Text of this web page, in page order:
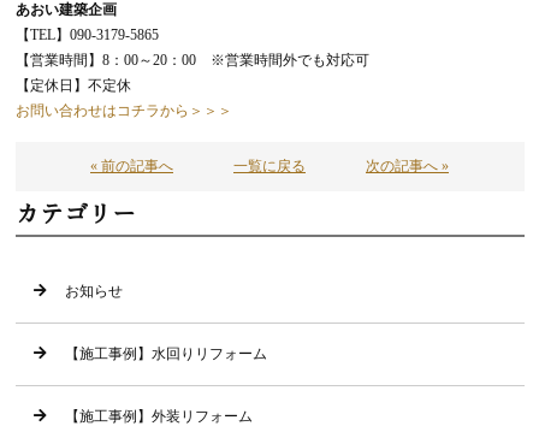
あおい建築企画
【TEL】090-3179-5865
【営業時間】 8：00～20：00 ※営業時間外でも対応可
【定休日】不定休
お問い合わせはコチラから＞＞＞
« 前の記事へ 一覧に戻る 次の記事へ »
カテゴリー
お知らせ
【施工事例】水回りリフォーム
【施工事例】外装リフォーム